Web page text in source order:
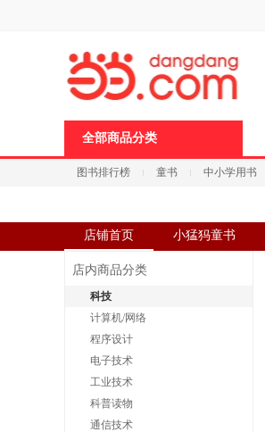
全部商品分类
图书排行榜 童书 中小学用书
店铺首页 小猛犸童书
店内商品分类
科技
计算机/网络
程序设计
电子技术
工业技术
科普读物
通信技术
页
浪